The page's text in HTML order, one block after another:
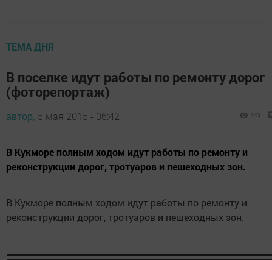
ТЕМА ДНЯ
В поселке идут работы по ремонту дорог
(фоторепортаж)
автор, 5 мая 2015 - 06:42 443
В Кукморе полным ходом идут работы по ремонту и
реконструкции дорог, тротуаров и пешеходных зон.
В Кукморе полным ходом идут работы по ремонту и
реконструкции дорог, тротуаров и пешеходных зон.